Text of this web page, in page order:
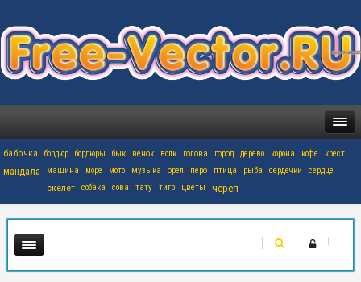
бабочка бордюр бордюры бык венок волк голова город дерево корона кофе крест
мандала машина море мото музыка орел перо птица рыба сердечки сердце
скелет собака сова тату тигр цветы череп